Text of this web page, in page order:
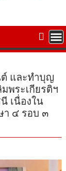
และทำบุญ
พระเกียรติฯ
เนื่องใน
า ๔ รอบ ๓